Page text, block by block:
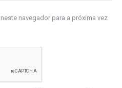
navegador para a próxima vez